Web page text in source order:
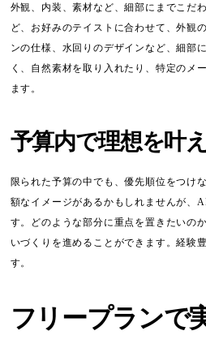
外観、内装、素材など、細部にまでこだ
ど、お好みのテイストに合わせて、外観
ンの仕様、水回りのデザインなど、細部
く、自然素材を取り入れたり、特定のメ
ます。
予算内で理想を叶
限られた予算の中でも、優先順位をつけ
額なイメージがあるかもしれませんが、
す。どのような部分に重点を置きたいの
いづくりを進めることができます。経験
す。
フリープランで